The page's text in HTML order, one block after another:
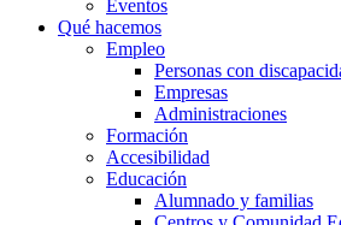
Eventos
Qué hacemos
Empleo
Personas con
Empresas
Administraciones
Formación
Accesibilidad
Educación
Alumnado y familias